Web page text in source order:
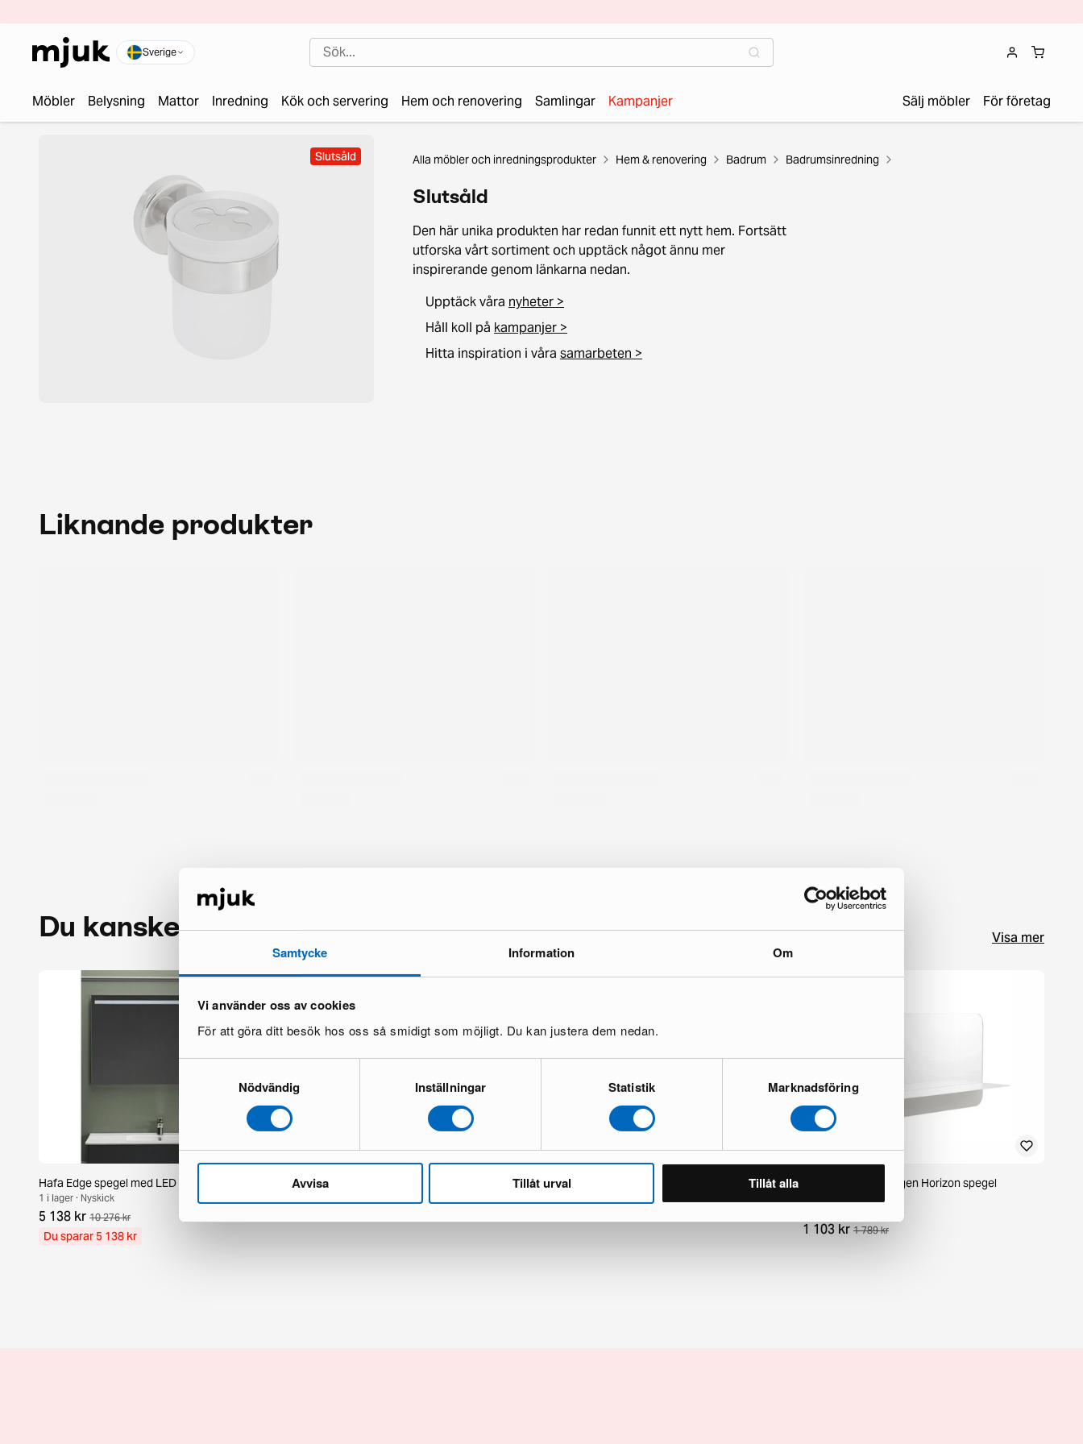
Samtycke Information Om
Vi använder oss av cookies
För att göra ditt besök hos oss så smidigt som möjligt. Du kan justera dem nedan.
Nödvändig Inställningar Statistik Marknadsföring
Avvisa Tillåt urval Tillåt alla
Sverige
Möbler Belysning Mattor Inredning Kök och servering Hem och renovering Samlingar Kampanjer Sälj möbler För företag
Slutsåld Alla möbler och inredningsprodukter Hem & renovering Badrum Badrumsinredning
Slutsåld
Den här unika produkten har redan funnit ett nytt hem. Fortsätt
utforska vårt sortiment och upptäck något ännu mer
inspirerande genom länkarna nedan.
Upptäck våra nyheter >
Håll koll på kampanjer >
Hitta inspiration i våra samarbeten >
Liknande produkter
Du kanske också gillar Visa mer
Hafa Edge spegel med LED
1 i lager · Nyskick
5 138 kr 10 276 kr
Du sparar 5 138 kr
Normann Copenhagen Horizon spegel stål Normann Copenhagen Horizon spegel grå
Normann Copenhagen Horizon spegel
1 103 kr 1 789 kr